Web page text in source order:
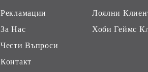
Рекламации
За Нас
Чести Въпроси
Контакт
Лоялни
Хоби Геймс